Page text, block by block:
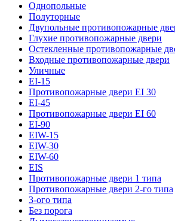
Однопольные
Полуторные
Двупольные противопожарные
Глухие противопожарные двери
Остекленные противопожарные
Входные противопожарные двери
Уличные
EI-15
Противопожарные двери EI 30
EI-45
Противопожарные двери EI 60
EI-90
EIW-15
EIW-30
EIW-60
EIS
Противопожарные двери 1 типа
Противопожарные двери 2-го типа
3-ого типа
Без порога